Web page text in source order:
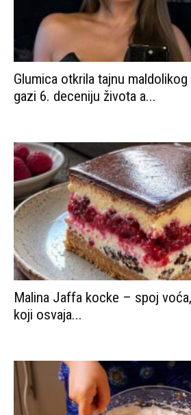
Glumica otkrila tajnu
gazi 6. deceniju života a...
Malina Jaffa kocke – spoj
koji osvaja...